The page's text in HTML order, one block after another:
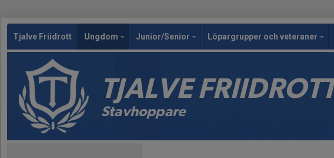
Tjalve Friidrott Ungdom Junior/Senior Löpargrupper och veteraner
TJALVE
Stavhoppare